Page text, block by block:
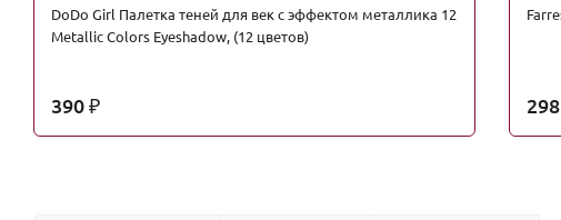
DoDo Girl Палетка теней для век с эффектом металлика 12
Metallic Colors Eyeshadow, (12 цветов)
390 ₽ 298